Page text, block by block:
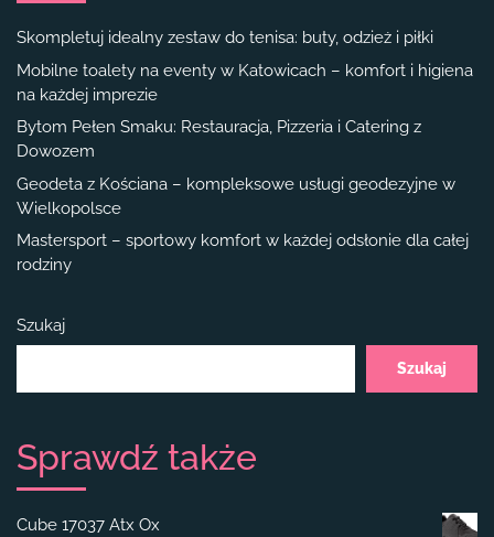
Skompletuj idealny zestaw do tenisa: buty, odzież i piłki
Mobilne toalety na eventy w Katowicach – komfort i higiena
na każdej imprezie
Bytom Pełen Smaku: Restauracja, Pizzeria i Catering z
Dowozem
Geodeta z Kościana – kompleksowe usługi geodezyjne w
Wielkopolsce
Mastersport – sportowy komfort w każdej odsłonie dla całej
rodziny
Szukaj
Szukaj
Sprawdź także
Cube 17037 Atx Ox